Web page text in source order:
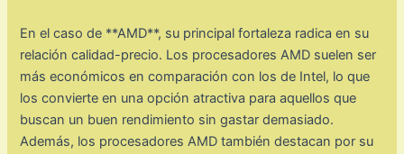
En el caso de **AMD**, su principal fortaleza radica en su
relación calidad-precio. Los procesadores AMD suelen ser
más económicos en comparación con los de Intel, lo que
los convierte en una opción atractiva para aquellos que
buscan un buen rendimiento sin gastar demasiado.
Además, los procesadores AMD también destacan por su